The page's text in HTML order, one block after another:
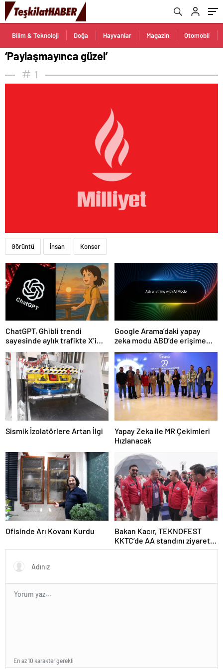
Bilim & Teknoloji Doğa Hayvanlar Magazin Otomobil
‘Paylaşmayınca güzel’
1
Görüntü İnsan Konser
ChatGPT, Ghibli trendi
sayesinde aylık trafikte X’i
geçti
Google Arama’daki yapay
zeka modu ABD’de erişime
açıldı
Sismik İzolatörlere Artan İlgi
Yapay Zeka ile MR Çekimleri
Hızlanacak
Ofisinde Arı Kovanı Kurdu
Bakan Kacır, TEKNOFEST
KKTC’de AA standını ziyaret
etti Açıklaması
En az 10 karakter gerekli